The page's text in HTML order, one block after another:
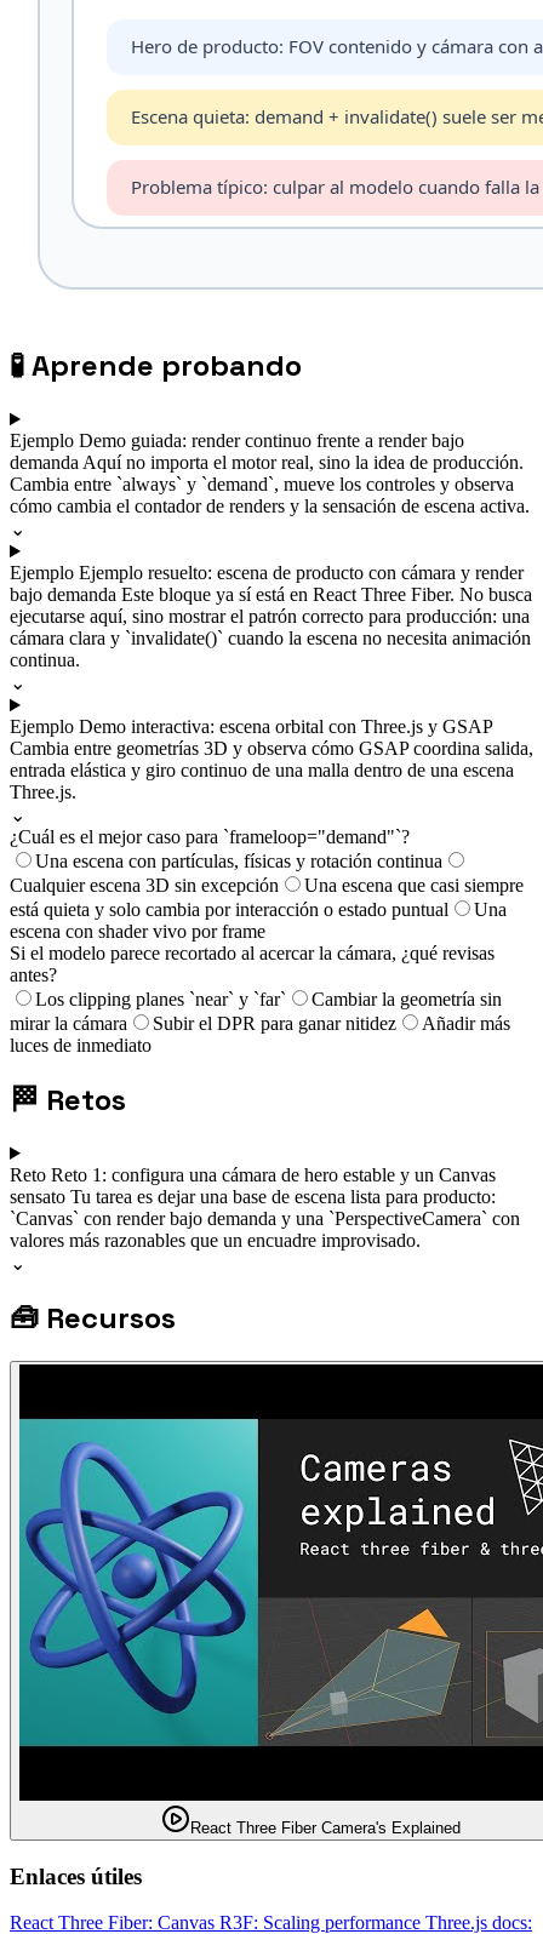
🧪Aprende probando
Ejemplo Demo guiada: render continuo frente a render bajo
demanda Aquí no importa el motor real, sino la idea de producción.
Cambia entre `always` y `demand`, mueve los controles y observa
cómo cambia el contador de renders y la sensación de escena activa.
⌄
Ejemplo Ejemplo resuelto: escena de producto con cámara y render
bajo demanda Este bloque ya sí está en React Three Fiber. No busca
ejecutarse aquí, sino mostrar el patrón correcto para producción: una
cámara clara y `invalidate()` cuando la escena no necesita animación
continua.
⌄
Ejemplo Demo interactiva: escena orbital con Three.js y GSAP
Cambia entre geometrías 3D y observa cómo GSAP coordina salida,
entrada elástica y giro continuo de una malla dentro de una escena
Three.js.
⌄
¿Cuál es el mejor caso para `frameloop="demand"`?
Una escena con partículas, físicas y rotación continua
Cualquier escena 3D sin excepción
Una escena que casi siempre
está quieta y solo cambia por interacción o estado puntual
Una
escena con shader vivo por frame
Si el modelo parece recortado al acercar la cámara, ¿qué revisas
antes?
Los clipping planes `near` y `far`
Cambiar la geometría sin
mirar la cámara
Subir el DPR para ganar nitidez
Añadir más
luces de inmediato
🏁 Retos
Reto Reto 1: configura una cámara de hero estable y un Canvas
sensato Tu tarea es dejar una base de escena lista para producto:
`Canvas` con render bajo demanda y una `PerspectiveCamera` con
valores más razonables que un encuadre improvisado.
⌄
🧰 Recursos
React Three Fiber Camera's Explained
Enlaces útiles
React Three Fiber: Canvas R3F: Scaling performance Three.js docs: